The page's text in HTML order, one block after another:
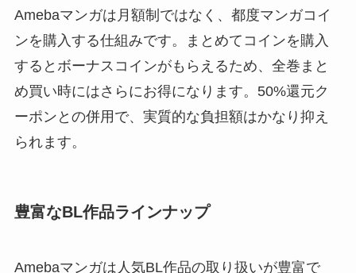
Amebaマンガは月額制ではなく、都度マンガコイ
ンを購入する仕組みです。まとめてコインを購入
するとボーナスコインがもらえるため、全巻まと
め買い時にはさらにお得になります。50%還元ク
ーポンとの併用で、実質的な負担額はかなり抑え
られます。
豊富なBL作品ラインナップ
Amebaマンガは人気BL作品の取り扱いが豊富で